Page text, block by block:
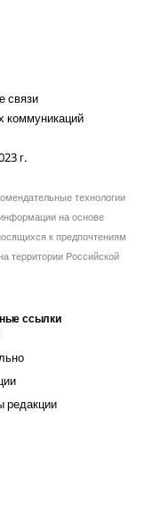
связи
коммуникаций
г.
технологии
на основе
к предпочтениям
территории Российской
ссылки
редакции